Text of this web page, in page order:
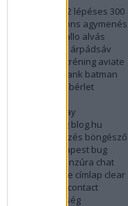
2 lépéses 300
addons agymenés
allo alvás
app
árpádsáv
autogén tréning aviate
bank batman
bérlet
birthday
blog blog.hu
böngészés böngésző
budapest bug
cenzúra chat
címke címlap clear
contact
cukorbetegség